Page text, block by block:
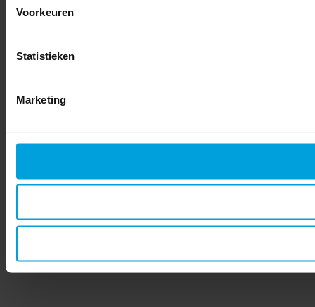
Voorkeuren
Statistieken
Marketing